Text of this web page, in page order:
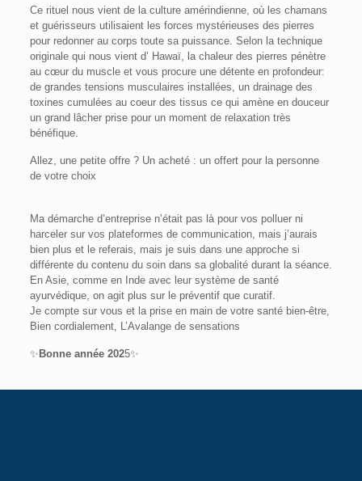
Ce rituel nous vient de la culture amérindienne, où les chamans
et guérisseurs utilisaient les forces mystérieuses des pierres
pour redonner au corps toute sa puissance. Selon la technique
originale qui nous vient d’ Hawaï, la chaleur des pierres pénètre
au cœur du muscle et vous procure une détente en profondeur:
de grandes tensions musculaires installées, un drainage des
toxines cumulées au coeur des tissus ce qui amène en douceur
un grand lâcher prise pour un moment de relaxation très
bénéfique.
Allez, une petite offre ? Un acheté : un offert pour la personne
de votre choix
Ma démarche d’entreprise n’était pas là pour vos polluer ni
harceler sur vos plateformes de communication, mais j’aurais
bien plus et le referais, mais je suis dans une approche si
différente du contenu du soin dans sa globalité durant la séance.
En Asie, comme en Inde avec leur système de santé
ayurvédique, on agit plus sur le préventif que curatif.
Je compte sur vous et la prise en main de votre santé bien-être,
Bien cordialement, L’Avalange de sensations
✨ Bonne année 2025✨